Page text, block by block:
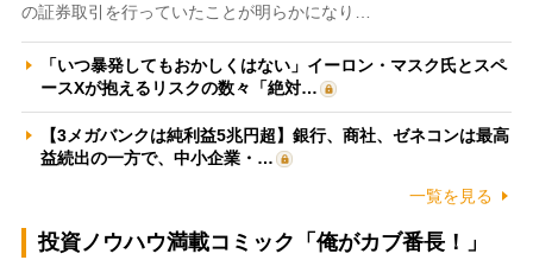
の証券取引を行っていたことが明らかになり…
「いつ暴発してもおかしくはない」イーロン・マスク氏とスペ
ースXが抱えるリスクの数々「絶対…
【3メガバンクは純利益5兆円超】銀行、商社、ゼネコンは最高
益続出の一方で、中小企業・…
一覧を見る
投資ノウハウ満載コミック「俺がカブ番長！」